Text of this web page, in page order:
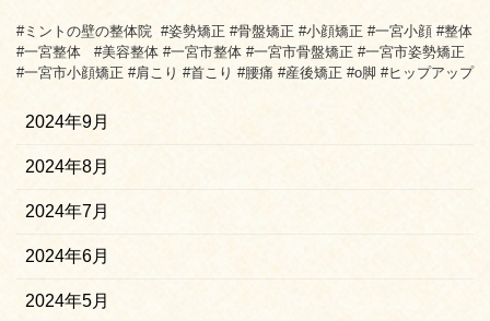
#ミントの壁の整体院 #姿勢矯正 #骨盤矯正 #小顔矯正 #一宮小顔 #整体
#一宮整体 #美容整体 #一宮市整体 #一宮市骨盤矯正 #一宮市姿勢矯正
#一宮市小顔矯正 #肩こり #首こり #腰痛 #産後矯正 #o脚 #ヒップアップ
2024年9月
2024年8月
2024年7月
2024年6月
2024年5月